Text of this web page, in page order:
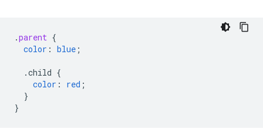
.parent {
color : blue ;
.child {
color : red ;
}
}